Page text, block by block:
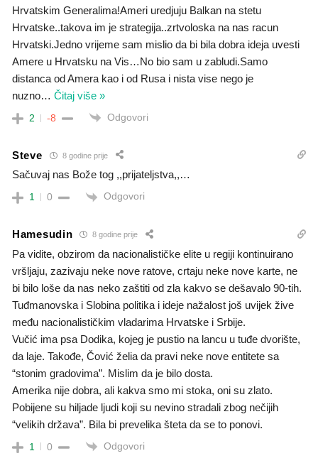
Hrvatskim Generalima!Ameri uredjuju Balkan na stetu
Hrvatske..takova im je strategija..zrtvoloska na nas racun
Hrvatski.Jedno vrijeme sam mislio da bi bila dobra ideja uvesti
Amere u Hrvatsku na Vis…No bio sam u zabludi.Samo
distanca od Amera kao i od Rusa i nista vise nego je
nuzno… Čitaj više »
2 -8 Odgovori
Steve 8 godine prije
Sačuvaj nas Bože tog ,,prijateljstva,,…
1 0 Odgovori
Hamesudin 8 godine prije
Pa vidite, obzirom da nacionalističke elite u regiji kontinuirano
vršljaju, zazivaju neke nove ratove, crtaju neke nove karte, ne
bi bilo loše da nas neko zaštiti od zla kakvo se dešavalo 90-tih.
Tuđmanovska i Slobina politika i ideje nažalost još uvijek žive
među nacionalističkim vladarima Hrvatske i Srbije.
Vučić ima psa Dodika, kojeg je pustio na lancu u tuđe dvorište,
da laje. Takođe, Čović želia da pravi neke nove entitete sa
“stonim gradovima”. Mislim da je bilo dosta.
Amerika nije dobra, ali kakva smo mi stoka, oni su zlato.
Pobijene su hiljade ljudi koji su nevino stradali zbog nečijih
“velikih država”. Bila bi prevelika šteta da se to ponovi.
1 0 Odgovori